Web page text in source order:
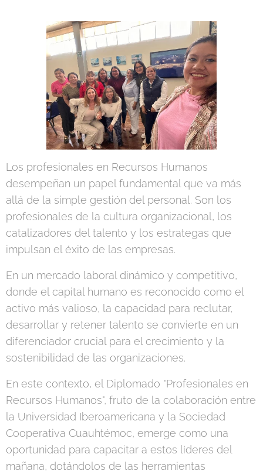
Los profesionales en Recursos Humanos
desempeñan un papel fundamental que va más
allá de la simple gestión del personal. Son los
profesionales de la cultura organizacional, los
catalizadores del talento y los estrategas que
impulsan el éxito de las empresas.
En un mercado laboral dinámico y competitivo,
donde el capital humano es reconocido como el
activo más valioso, la capacidad para reclutar,
desarrollar y retener talento se convierte en un
diferenciador crucial para el crecimiento y la
sostenibilidad de las organizaciones.
En este contexto, el Diplomado "Profesionales en
Recursos Humanos", fruto de la colaboración entre
la Universidad Iberoamericana y la Sociedad
Cooperativa Cuauhtémoc, emerge como una
oportunidad para capacitar a estos líderes del
mañana, dotándolos de las herramientas